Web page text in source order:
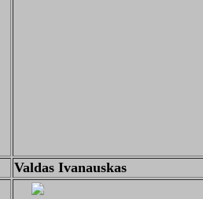
Valdas Ivanauskas